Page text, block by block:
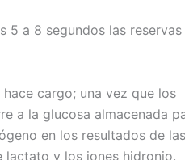
5 a 8 segundos las reservas
cargo; una vez que los
a la glucosa almacenada
en los resultados de las
lactato y los iones hidronio.